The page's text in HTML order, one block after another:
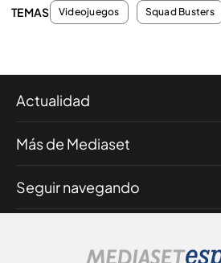
TEMAS Videojuegos Squad Busters
Actualidad
Más de Mediaset
Seguir navegando